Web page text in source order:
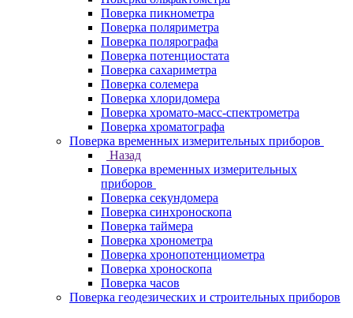
Поверка пикнометра
Поверка поляриметра
Поверка полярографа
Поверка потенциостата
Поверка сахариметра
Поверка солемера
Поверка хлоридомера
Поверка хромато-масс-спектрометра
Поверка хроматографа
Поверка временных измерительных приборов
Назад
Поверка временных измерительных
приборов
Поверка секундомера
Поверка синхроноскопа
Поверка таймера
Поверка хронометра
Поверка хронопотенциометра
Поверка хроноскопа
Поверка часов
Поверка геодезических и строительных приборов